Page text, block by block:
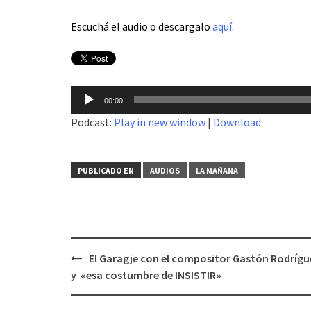
Escuchá el audio o descargalo aquí.
Reproductor
de
audio
00:00
Podcast: Play in new window | Download
PUBLICADO EN AUDIOS LA MAÑANA
Navegación
de
El Garagje con el compositor Gastón
y «esa costumbre de INSISTIR»